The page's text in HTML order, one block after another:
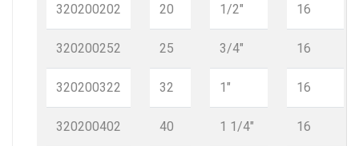
320200202
320200252
320200322
320200402
20
25
32
40
1/2"
3/4"
1"
1 1/4"
16
16
16
16